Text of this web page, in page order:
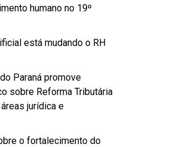
humano no 19º
está mudando o RH
Paraná promove
sobre Reforma Tributária
jurídica e
o fortalecimento do